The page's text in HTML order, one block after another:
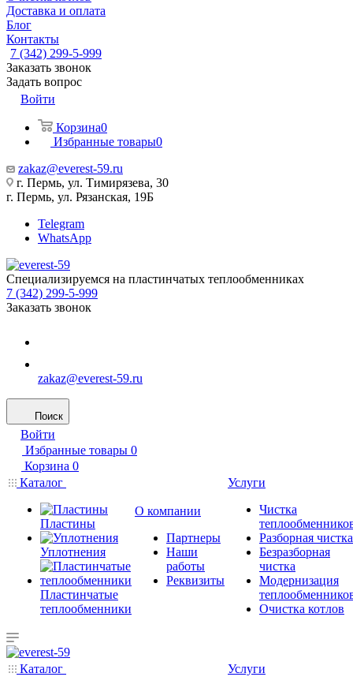
Доставка и оплата
Блог
Контакты
7 (342) 299-5-999
Заказать звонок
Задать вопрос
Войти
Корзина0
Избранные товары0
zakaz@everest-59.ru
г. Пермь, ул. Тимирязева, 30
г. Пермь, ул. Рязанская, 19Б
Telegram
WhatsApp
Специализируемся на пластинчатых теплообменниках
7 (342) 299-5-999
Заказать звонок
zakaz@everest-59.ru
Поиск
Войти
Избранные товары 0
Корзина 0
Каталог
Пластины
Уплотнения
Пластинчатые
теплообменники
О компании
Партнеры
Наши
работы
Реквизиты
Услуги
Чистка
Разборная чистка
Безразборная
чистка
Модернизация
Очистка котлов
Каталог
Услуги